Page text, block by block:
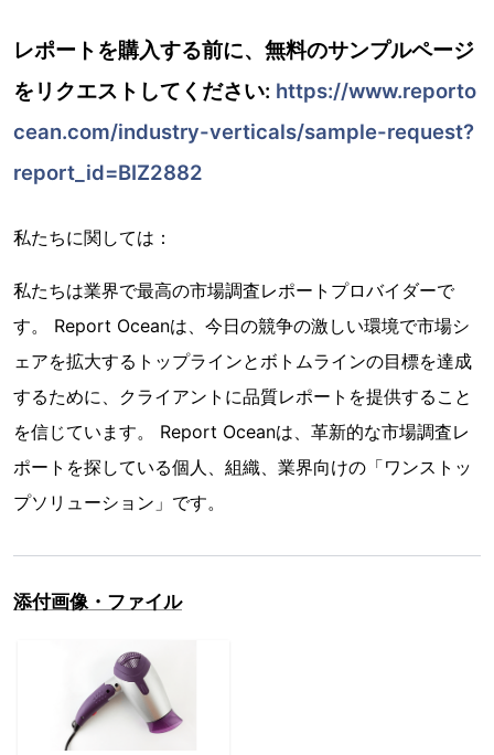
レポートを購入する前に、無料のサンプルページ
をリクエストしてください: https://www.reporto
cean.com/industry-verticals/sample-request?
report_id=BIZ2882
私たちに関しては：
私たちは業界で最高の市場調査レポートプロバイダーで
す。 Report Oceanは、今日の競争の激しい環境で市場シ
ェアを拡大するトップラインとボトムラインの目標を達成
するために、クライアントに品質レポートを提供すること
を信じています。 Report Oceanは、革新的な市場調査レ
ポートを探している個人、組織、業界向けの「ワンストッ
プソリューション」です。
添付画像・ファイル